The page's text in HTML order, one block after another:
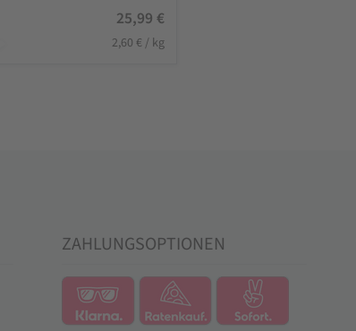
25,99 €
2,60 € / kg
ZAHLUNGSOPTIONEN